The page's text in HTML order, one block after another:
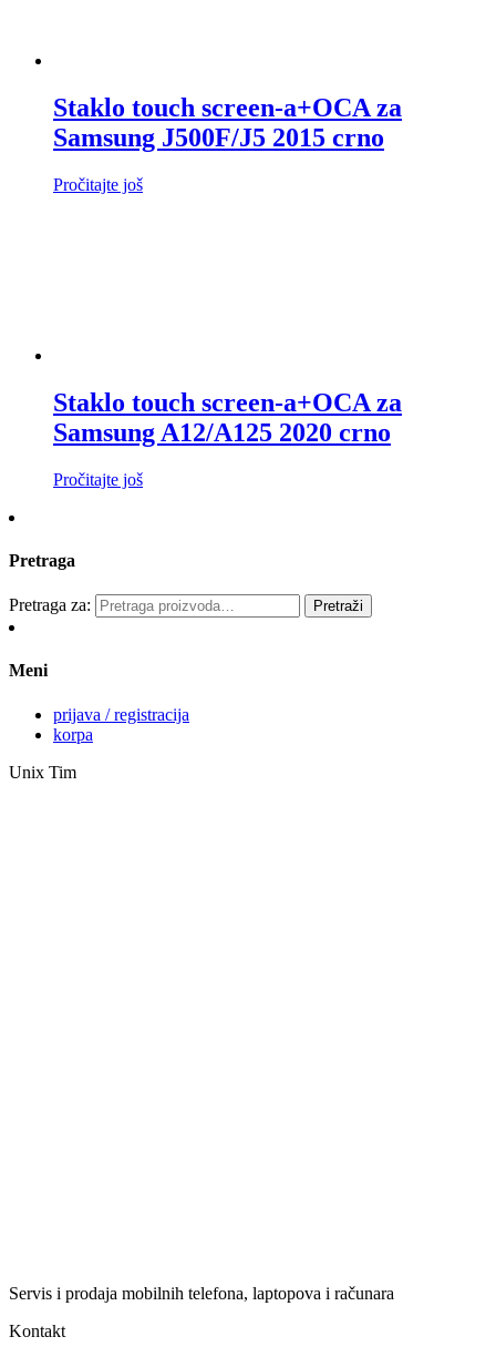
Staklo touch screen-a+OCA za
Samsung J500F/J5 2015 crno
Pročitajte još
Staklo touch screen-a+OCA za
Samsung A12/A125 2020 crno
Pročitajte još
Pretraga
Pretraga za: Pretraži
Meni
prijava / registracija
korpa
Unix Tim
Servis i prodaja mobilnih telefona, laptopova i računara
Kontakt